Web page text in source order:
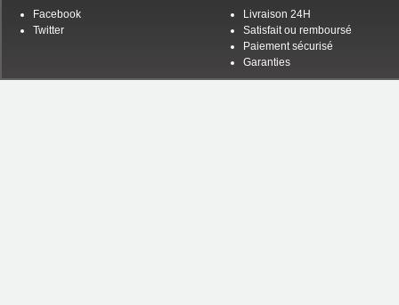
Facebook
Twitter
Livraison 24H
Satisfait ou remboursé
Paiement sécurisé
Garanties